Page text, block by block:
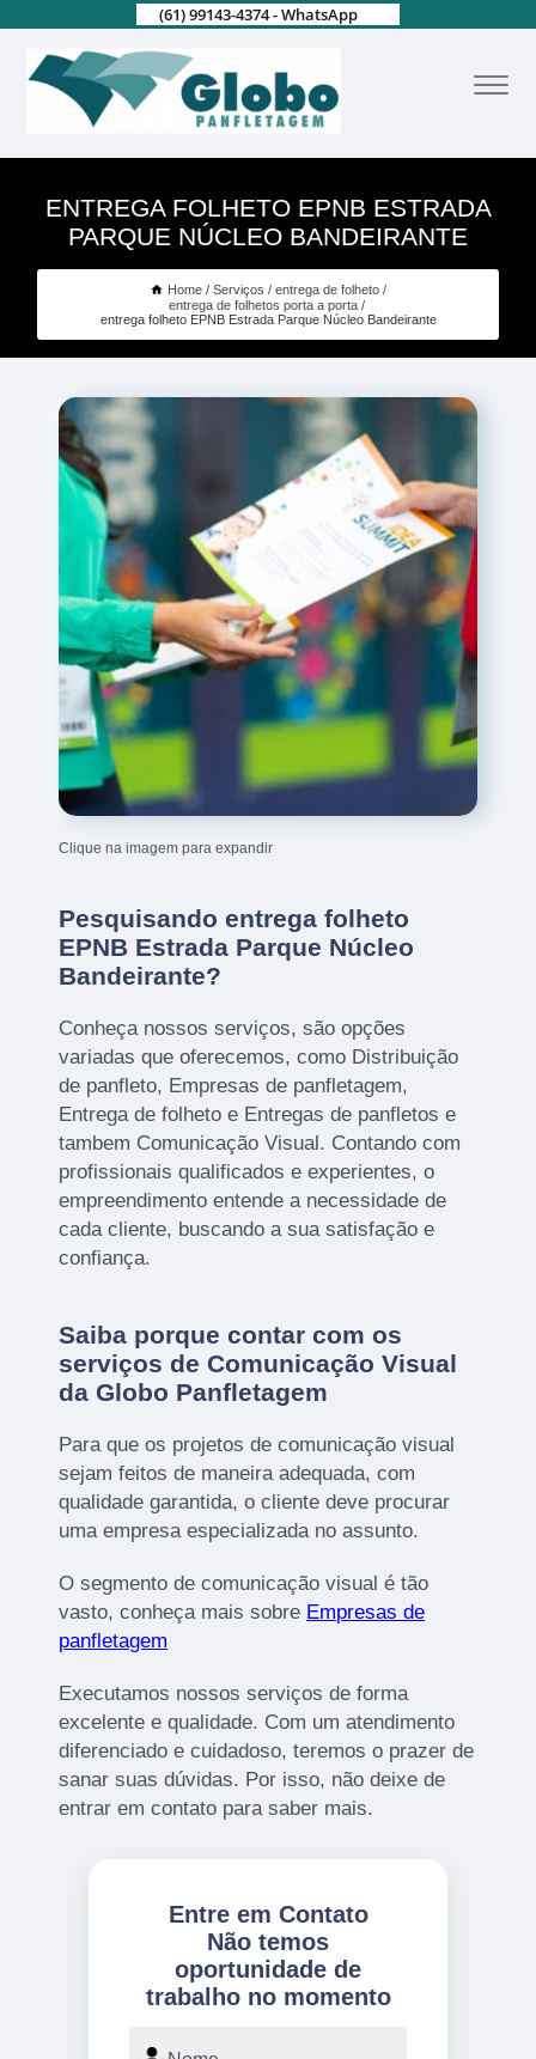
(61) 99143-4374 - WhatsApp
ENTREGA FOLHETO EPNB ESTRADA
PARQUE NÚCLEO BANDEIRANTE
Home Serviços
entrega de folheto
entrega de folhetos porta a porta
entrega folheto EPNB Estrada Parque Núcleo Bandeirante
Clique na imagem para expandir
Pesquisando entrega folheto
EPNB Estrada Parque Núcleo
Bandeirante?
Conheça nossos serviços, são opções
variadas que oferecemos, como Distribuição
de panfleto, Empresas de panfletagem,
Entrega de folheto e Entregas de panfletos e
tambem Comunicação Visual. Contando com
profissionais qualificados e experientes, o
empreendimento entende a necessidade de
cada cliente, buscando a sua satisfação e
confiança.
Saiba porque contar com os
serviços de Comunicação Visual
da Globo Panfletagem
Para que os projetos de comunicação visual
sejam feitos de maneira adequada, com
qualidade garantida, o cliente deve procurar
uma empresa especializada no assunto.
O segmento de comunicação visual é tão
vasto, conheça mais sobre Empresas de
panfletagem
Executamos nossos serviços de forma
excelente e qualidade. Com um atendimento
diferenciado e cuidadoso, teremos o prazer de
sanar suas dúvidas. Por isso, não deixe de
entrar em contato para saber mais.
Entre em Contato
Não temos
oportunidade de
trabalho no momento